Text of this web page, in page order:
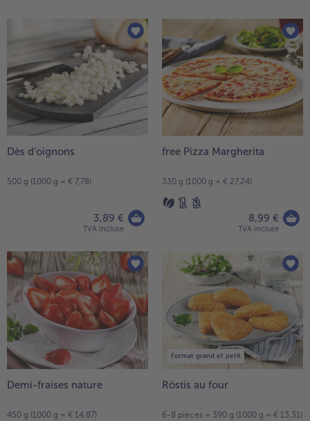
Dès d'oignons
500 g (1000 g = € 7,78)
3,89 €
TVA incluse
free Pizza Margherita
330 g (1000 g = € 27,24)
8,99 €
TVA incluse
Demi-fraises nature
450 g (1000 g = € 14,87)
Format grand et petit
Röstis au four
6-8 pièces = 390 g (1000 g = € 13,31)